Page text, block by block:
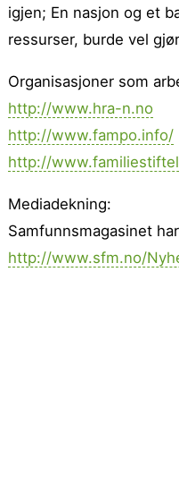
igjen; En nasjon og et
ressurser, burde vel
Organisasjoner som
http://www.hra-n.no
http://www.fampo.info/
http://
Mediadekning:
Samfunnsmagasinet
http://www.sfm.no/